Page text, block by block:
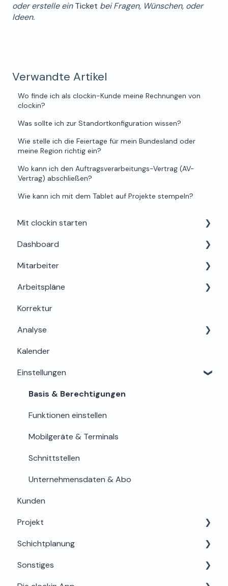
oder erstelle einTicket bei Fragen, Wünschen, oder
Ideen.
Verwandte Artikel
Wo finde ich als clockin-Kunde meine Rechnungen von
clockin?
Was sollte ich zur Standortkonfiguration wissen?
Wie stelle ich die Feiertage für mein Bundesland oder
meine Region richtig ein?
Wo kann ich den Auftragsverarbeitungs-Vertrag (AV-
Vertrag) abschließen?
Wie kann ich mit dem Tablet auf Projekte stempeln?
Mit clockin starten
Einrichtung für Admins
Alles rund um Testphase, Buchung & Lizenzen
Support & Hilfe
Dashboard
Dein Profil
Mitarbeiter
Mein Bereich
Abwesenheiten
Berechtigungen & Einstellungen
Onboarding & Stammdaten
Zeiterfassung & Stundenkonto
Offboarding & Archivierung
Arbeitspläne
Grundlagen & Einrichtung
Arbeitszeitregeln & Details
Zuweisung & Bearbeitung
Korrektur
Analyse
Auswertung
Lohn & Export
Sicherheit
Kalender
Einstellungen
Basis & Berechtigungen
Funktionen einstellen
Mobilgeräte & Terminals
Schnittstellen
Unternehmensdaten & Abo
Kunden
Projekt
Projektplanung & Basis
Zeiterfassung & App-Bedienung
Schichtplanung
Für Admins & Planer
Sonstiges